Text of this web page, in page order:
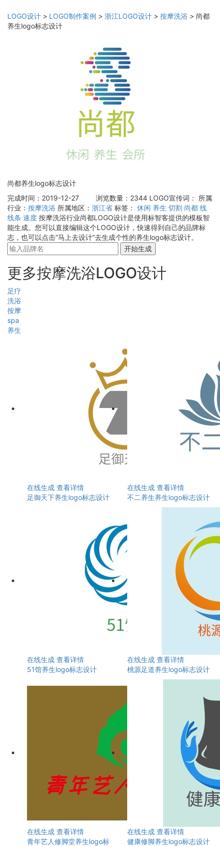
LOGO设计 > LOGO制作案例 > 浙江LOGO设计 > 按摩洗浴 > 尚都
养生logo标志设计
尚都养生logo标志设计
完成时间：2019-12-27
浏览数量：2344 LOGO宣传词：
所属
行业： 按摩洗浴 所属地区： 浙江省 标签： 休闲 养生 切割 尚都 线
线条 速度 按摩洗浴行业尚都LOGO设计是使用标智客提供的模板智
能生成。您可以直接编辑这个LOGO设计，快速得到自己的品牌标
志，也可以点击“马上去设计”去生成个性的养生logo标志设计。
开始生成
更多按摩洗浴LOGO设计
足疗
洗浴
按摩
spa
养生
在线生成 查看详情
足御天下养生logo标志设计
在线生成 查看详情
不二养生养生logo标志设计
在线生成 查看详情
51馆养生logo标志设计
在线生成 查看详情
桃源足道养生logo标志设计
在线生成 查看详情
青年艺人修脚堂养生logo标
在线生成 查看详情
健康修脚养生logo标志设计